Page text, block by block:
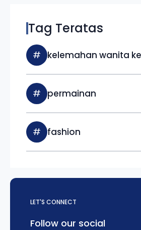
Tag Teratas
# kelemahan wanita
# permainan
# fashion
LET'S CONNECT
Follow our social